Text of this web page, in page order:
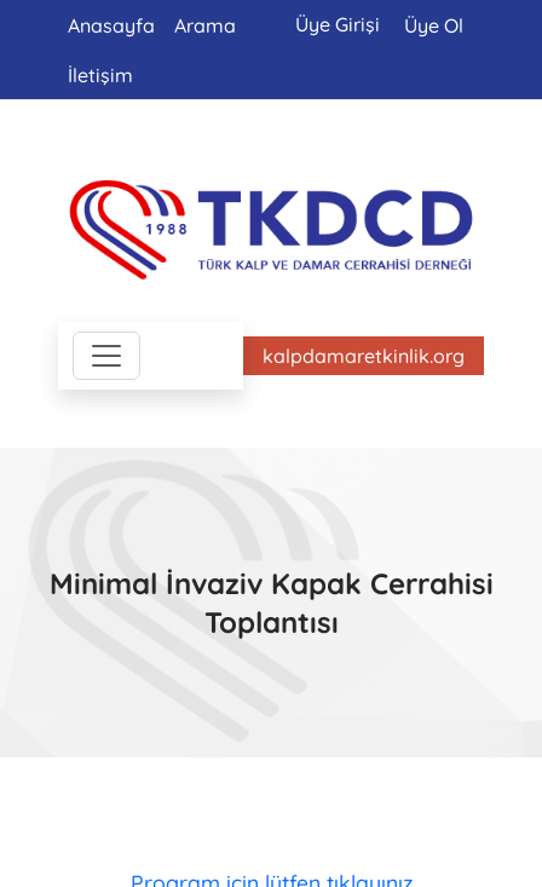
Anasayfa Arama Üye Girişi Üye Ol
İletişim
kalpdamaretkinlik.org
Minimal İnvaziv Kapak Cerrahisi
Toplantısı